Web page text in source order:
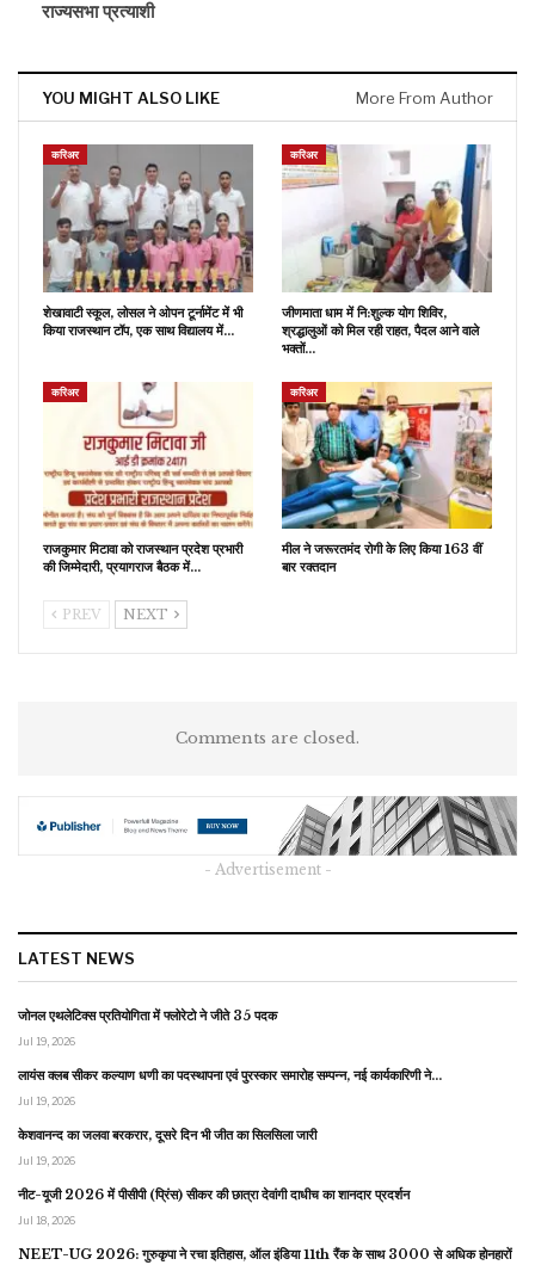
राज्यसभा प्रत्याशी
YOU MIGHT ALSO LIKE More From Author
करिअर
शेखावाटी स्कूल, लोसल ने ओपन टूर्नामेंट में भी
किया राजस्थान टॉप, एक साथ विद्यालय में…
करिअर
जीणमाता धाम में नि:शुल्क योग शिविर,
श्रद्धालुओं को मिल रही राहत, पैदल आने वाले
भक्तों…
करिअर
राजकुमार मिटावा को राजस्थान प्रदेश प्रभारी
की जिम्मेदारी, प्रयागराज बैठक में…
करिअर
मील ने जरूरतमंद रोगी के लिए किया 163 वीं
बार रक्तदान
PREV NEXT
Comments are closed.
- Advertisement -
LATEST NEWS
जोनल एथलेटिक्स प्रतियोगिता में फ्लोरेटो ने जीते 35 पदक
Jul 19, 2026
लायंस क्लब सीकर कल्याण धणी का पदस्थापना एवं पुरस्कार समारोह सम्पन्न, नई कार्यकारिणी ने…
Jul 19, 2026
केशवानन्द का जलवा बरकरार, दूसरे दिन भी जीत का सिलसिला जारी
Jul 19, 2026
नीट-यूजी 2026 में पीसीपी (प्रिंस) सीकर की छात्रा देवांगी दाधीच का शानदार प्रदर्शन
Jul 18, 2026
NEET-UG 2026: गुरुकृपा ने रचा इतिहास, ऑल इंडिया 11th रैंक के साथ 3000 से अधिक होनहारों